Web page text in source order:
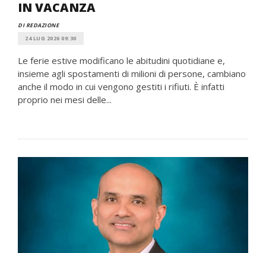
IN VACANZA
DI REDAZIONE
24 LUG 2026 09:30
Le ferie estive modificano le abitudini quotidiane e,
insieme agli spostamenti di milioni di persone, cambiano
anche il modo in cui vengono gestiti i rifiuti. È infatti
proprio nei mesi delle...